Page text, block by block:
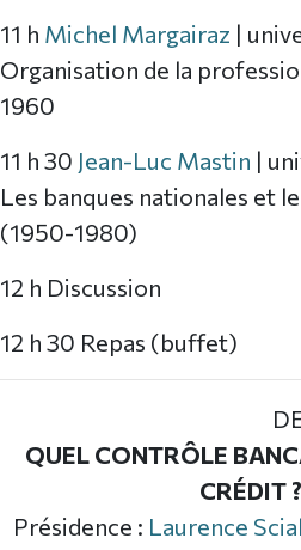
11 h Michel Margairaz |
Organisation de la
1960
11 h 30 Jean-Luc Mastin |
Les banques nationales et
(1950-1980)
12 h Discussion
12 h 30 Repas (buffet)
QUEL CONTRÔLE
CRÉDIT
Présidence : Laurence